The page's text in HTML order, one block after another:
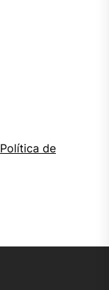
Política de